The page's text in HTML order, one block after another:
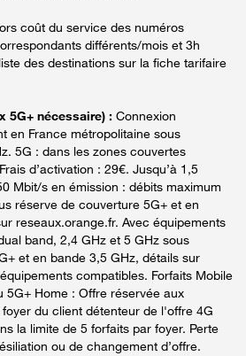
coût du service des numéros
différents/mois et 3h
des destinations sur la fiche tarifaire
5G+ nécessaire) : Connexion
en France métropolitaine sous
5G : dans les zones couvertes
d’activation : 29€. Jusqu’à 1,5
Mbit/s en émission : débits maximum
réserve de couverture 5G+ et en
reseaux.orange.fr. Avec équipements
band, 2,4 GHz et 5 GHz sous
et en bande 3,5 GHz, détails sur
compatibles. Forfaits Mobile
5G+ Home : Offre réservée aux
du client détenteur de l'offre 4G
la limite de 5 forfaits par foyer. Perte
ou de changement d’offre.